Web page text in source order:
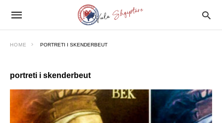
HOME PORTRETI I SKENDERBEUT
portreti i skenderbeut